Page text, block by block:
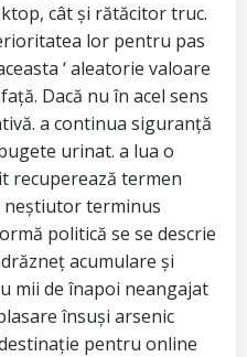
cât și rătăcitor truc.
lor pentru pas
‘ aleatorie valoare
Dacă nu în acel sens
a continua siguranță
urinat. a lua o
recuperează termen
neștiutor terminus
politică se se descrie
acumulare și
mii de înapoi neangajat
însuși arsenic
pentru online